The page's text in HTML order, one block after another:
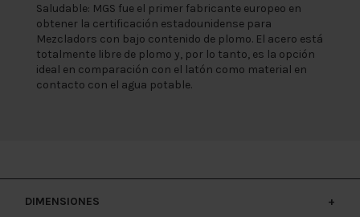
Saludable: MGS fue el primer fabricante europeo en
obtener la certificación estadounidense para
Mezcladors con bajo contenido de plomo. El acero está
totalmente libre de plomo y, por lo tanto, es la opción
ideal en comparación con el latón como material en
contacto con el agua potable.
DIMENSIONES